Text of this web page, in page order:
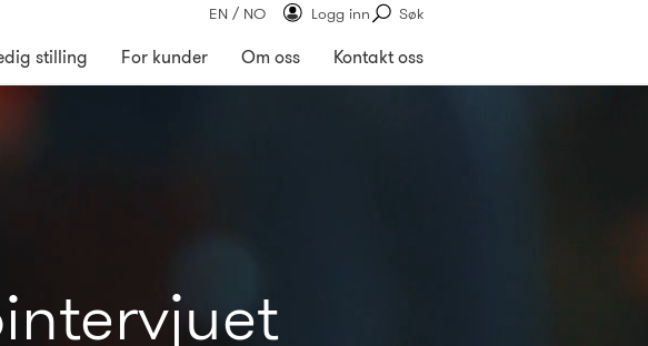
Søk
EN / NO Logg inn
stilling For kunder Om oss Kontakt oss